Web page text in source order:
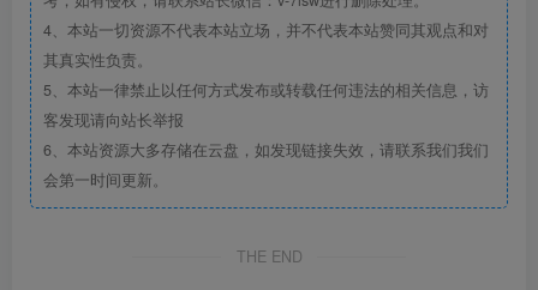
4、本站一切资源不代表本站立场，并不代表本站赞同其观点和对
其真实性负责。
5、本站一律禁止以任何方式发布或转载任何违法的相关信息，访
客发现请向站长举报
6、本站资源大多存储在云盘，如发现链接失效，请联系我们我们
会第一时间更新。
THE END